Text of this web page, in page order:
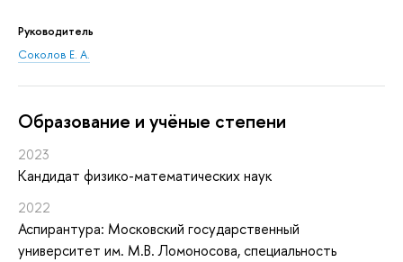
Руководитель
Соколов Е. А.
Oбразование и учёные степени
2023
Кандидат физико-математических наук
2022
Аспирантура: Московский государственный
университет им. М.В. Ломоносова, специальность